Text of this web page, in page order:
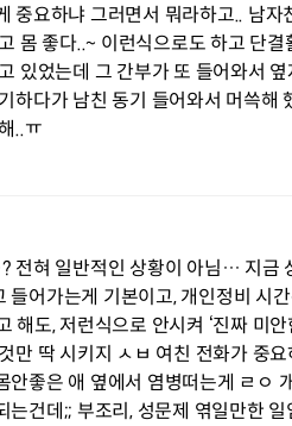
중요하냐 그러면서 뭐라하고.. 남
몸 좋다..~ 이런식으로도 하고 단
있었는데 그 간부가 또 들어와서
하다가 남친 동기 들어와서 머쓱해
..ㅠ
전혀 일반적인 상황이 아님… 지금
들어가는게 기본이고, 개인정비 시
해도, 저런식으로 안시켜 ‘진짜 미
만 딱 시키지 ㅅㅂ 여친 전화가 중
안좋은 애 옆에서 염병떠는게 ㄹ
는건데;; 부조리, 성문제 엮일만한